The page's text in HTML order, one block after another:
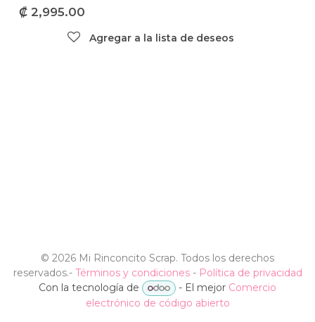
₡ 2,995.00
Agregar a la lista de deseos
© 2026 Mi Rinconcito Scrap. Todos los derechos
reservados.- Términos y condiciones- Política de privacidad
Con la tecnología de
- El mejor Comercio
electrónico de código abierto